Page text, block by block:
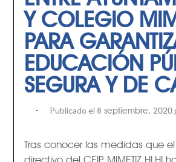
Y COLEGIO
PARA
EDUCACIÓN
SEGURA Y DE
Publicado el 8 septiembre, 2020
Tras conocer las medidas que el
directivo del CEIP MIMETIZ HLHI